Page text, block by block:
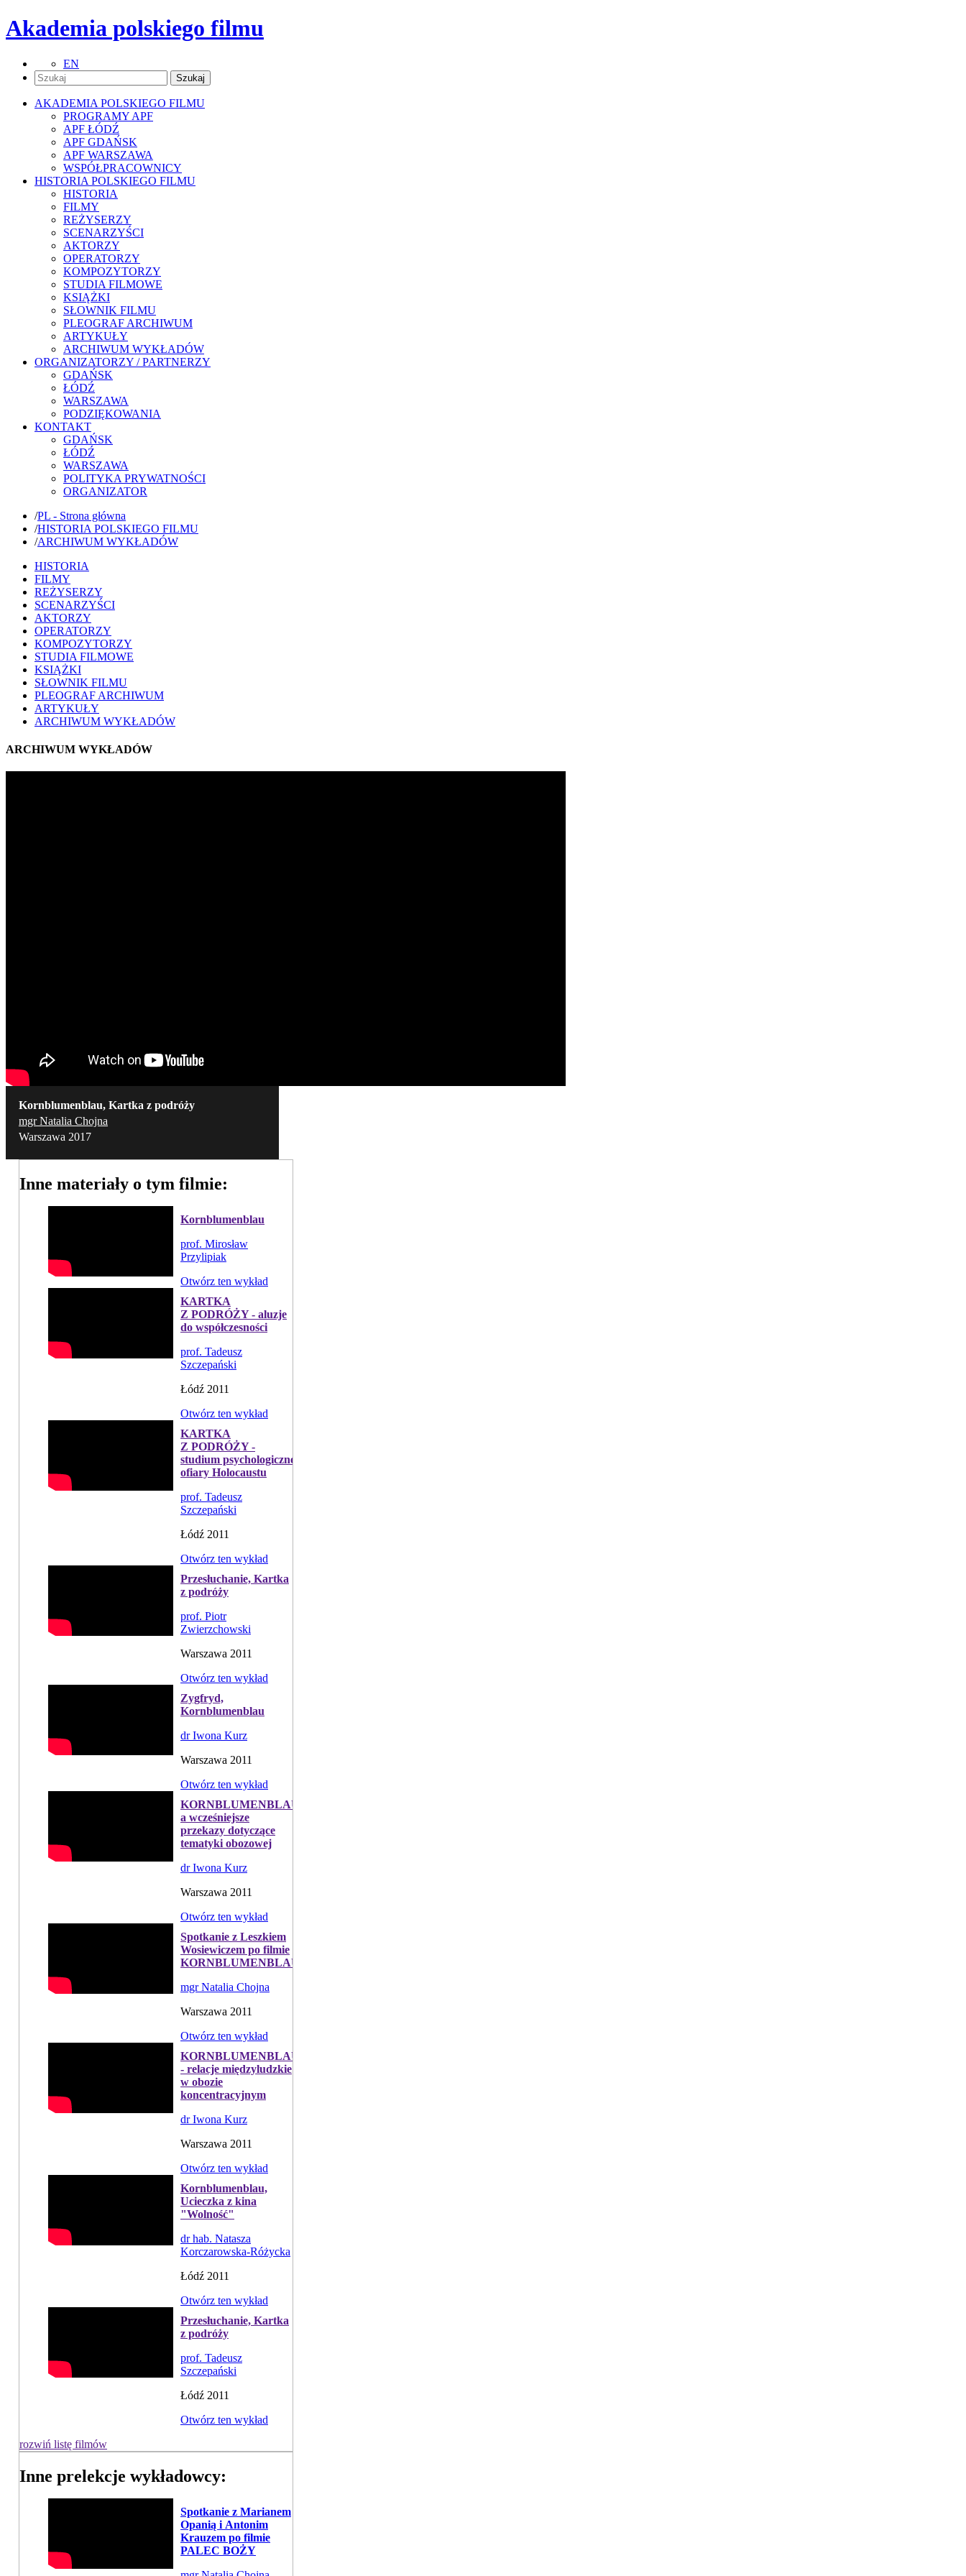
Akademia polskiego filmu
EN
AKADEMIA POLSKIEGO FILMU
PROGRAMY APF
APF ŁÓDŹ
APF GDAŃSK
APF WARSZAWA
WSPÓŁPRACOWNICY
HISTORIA POLSKIEGO FILMU
HISTORIA
FILMY
REŻYSERZY
SCENARZYŚCI
AKTORZY
OPERATORZY
KOMPOZYTORZY
STUDIA FILMOWE
KSIĄŻKI
SŁOWNIK FILMU
PLEOGRAF ARCHIWUM
ARTYKUŁY
ARCHIWUM WYKŁADÓW
ORGANIZATORZY / PARTNERZY
GDAŃSK
ŁÓDŹ
WARSZAWA
PODZIĘKOWANIA
KONTAKT
GDAŃSK
ŁÓDŹ
WARSZAWA
POLITYKA PRYWATNOŚCI
ORGANIZATOR
/PL - Strona główna
/HISTORIA POLSKIEGO FILMU
/ARCHIWUM WYKŁADÓW
HISTORIA
FILMY
REŻYSERZY
SCENARZYŚCI
AKTORZY
OPERATORZY
KOMPOZYTORZY
STUDIA FILMOWE
KSIĄŻKI
SŁOWNIK FILMU
PLEOGRAF ARCHIWUM
ARTYKUŁY
ARCHIWUM WYKŁADÓW
ARCHIWUM WYKŁADÓW
Kornblumenblau, Kartka z podróży
mgr Natalia Chojna
Warszawa 2017
Inne materiały o tym filmie:
Kornblumenblau
prof. Mirosław
Przylipiak
Otwórz ten wykład
KARTKA
Z PODRÓŻY - aluzje
do współczesności
prof. Tadeusz
Szczepański
Łódź 2011
Otwórz ten wykład
KARTKA
Z PODRÓŻY -
studium psychologiczne
ofiary Holocaustu
prof. Tadeusz
Szczepański
Łódź 2011
Otwórz ten wykład
Przesłuchanie, Kartka
z podróży
prof. Piotr
Zwierzchowski
Warszawa 2011
Otwórz ten wykład
Zygfryd,
Kornblumenblau
dr Iwona Kurz
Warszawa 2011
Otwórz ten wykład
KORNBLUMENBLAU
a wcześniejsze
przekazy dotyczące
tematyki obozowej
dr Iwona Kurz
Warszawa 2011
Otwórz ten wykład
Spotkanie z Leszkiem
Wosiewiczem po filmie
KORNBLUMENBLAU
mgr Natalia Chojna
Warszawa 2011
Otwórz ten wykład
KORNBLUMENBLAU
- relacje międzyludzkie
w obozie
koncentracyjnym
dr Iwona Kurz
Warszawa 2011
Otwórz ten wykład
Kornblumenblau,
Ucieczka z kina
"Wolność"
dr hab. Natasza
Korczarowska-Różycka
Łódź 2011
Otwórz ten wykład
Przesłuchanie, Kartka
z podróży
prof. Tadeusz
Szczepański
Łódź 2011
Otwórz ten wykład
rozwiń listę filmów
Inne prelekcje wykładowcy:
Spotkanie z Marianem
Opanią i Antonim
Krauzem po filmie
PALEC BOŻY